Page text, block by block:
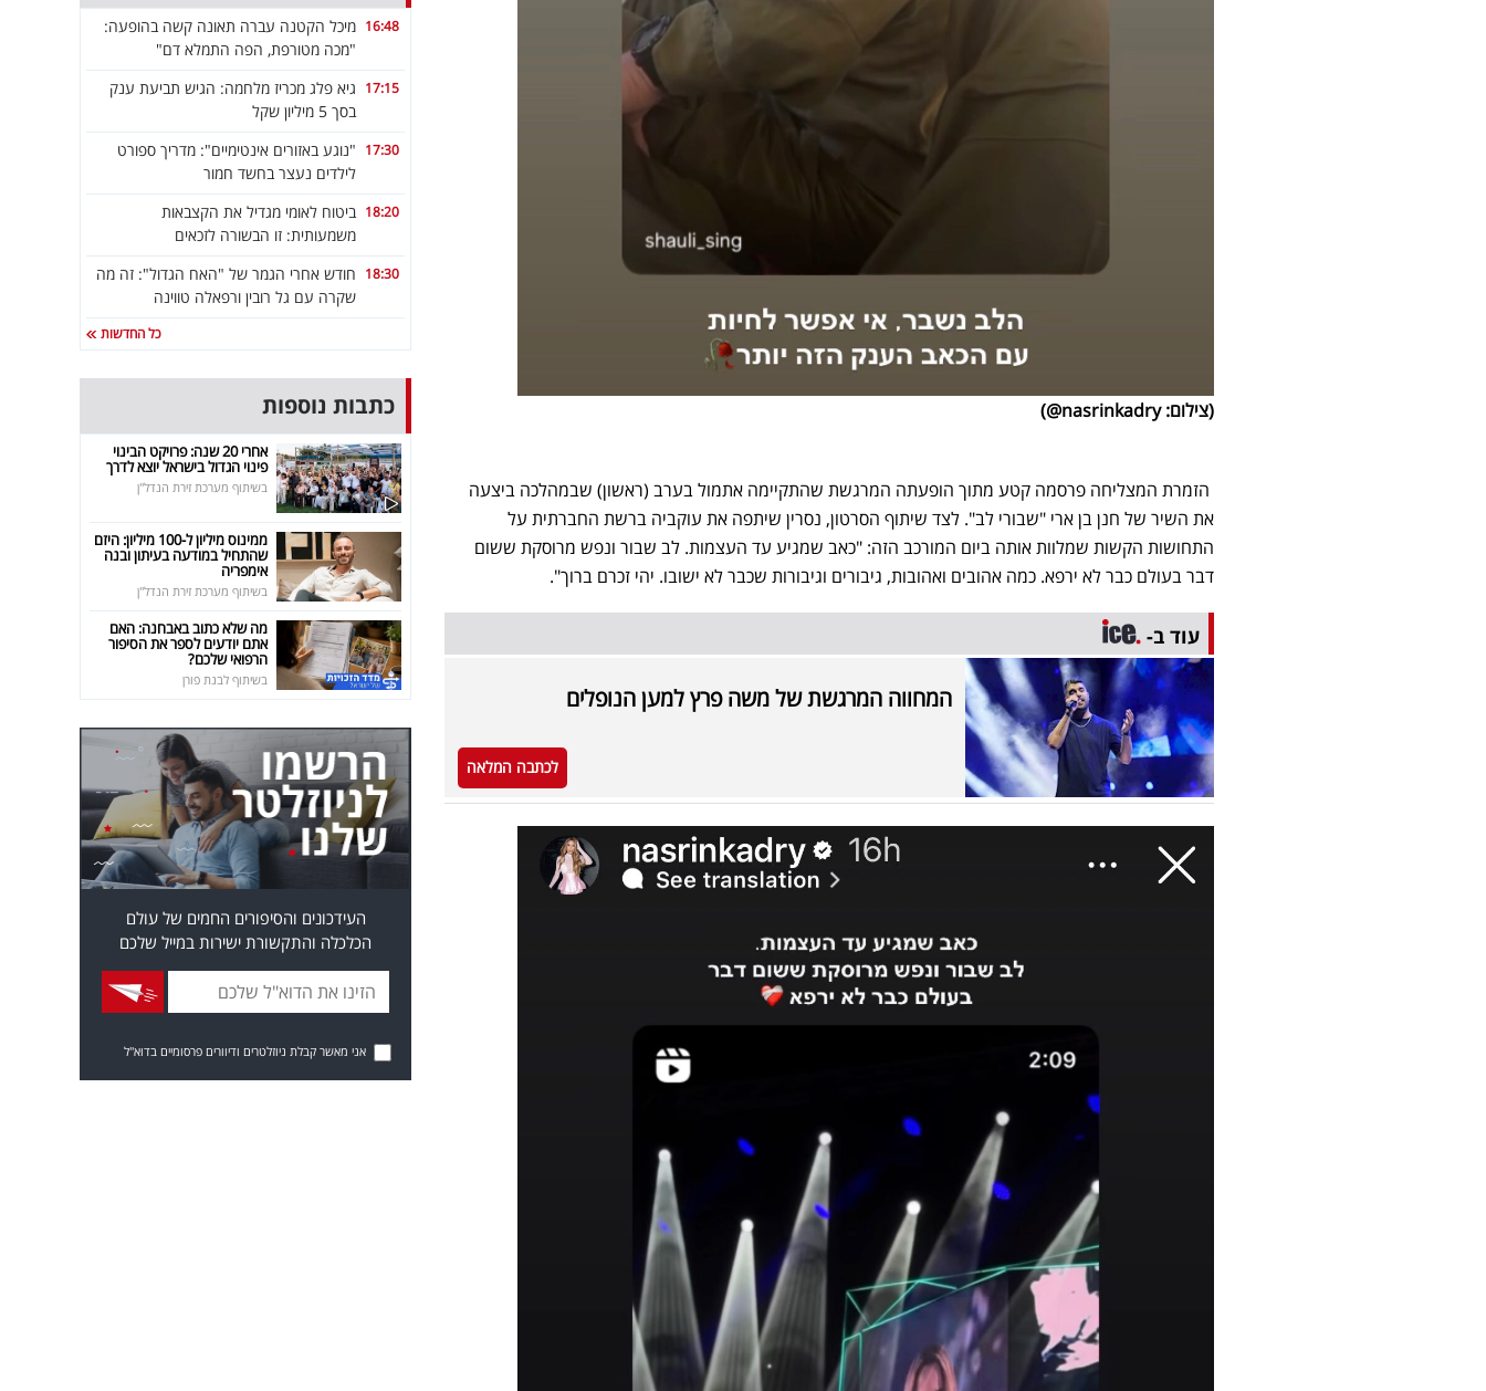
(צילום: nasrinkadry@)
הזמרת המצליחה פרסמה קטע מתוך הופעתה המרגשת שהתקיימה אתמול בערב (ראשון) שבמהלכה ביצעה
את השיר של חנן בן ארי "שבורי לב". לצד שיתוף הסרטון, נסרין שיתפה את עוקביה ברשת החברתית על
התחושות הקשות שמלוות אותה ביום המורכב הזה: "כאב שמגיע עד העצמות. לב שבור ונפש מרוסקת ששום
דבר בעולם כבר לא ירפא. כמה אהובים ואהובות, גיבורים וגיבורות שכבר לא ישובו. יהי זכרם ברוך".
עוד ב-
המחווה המרגשת של משה פרץ למען הנופלים
לכתבה המלאה
16:48 מיכל הקטנה עברה תאונה קשה בהופעה:
"מכה מטורפת, הפה התמלא דם"
17:15 גיא פלג מכריז מלחמה: הגיש תביעת ענק
בסך 5 מיליון שקל
17:30 "נוגע באזורים אינטימיים": מדריך ספורט
לילדים נעצר בחשד חמור
18:20 ביטוח לאומי מגדיל את הקצבאות
משמעותית: זו הבשורה לזכאים
18:30 חודש אחרי הגמר של "האח הגדול": זה מה
שקרה עם גל רובין ורפאלה טווינה
כל החדשות
כתבות נוספות
אחרי 20 שנה: פרויקט הבינוי
פינוי הגדול בישראל יוצא לדרך
בשיתוף מערכת זירת הנדל"ן
ממינוס מיליון ל-100 מיליון: היזם
שהתחיל במודעה בעיתון ובנה
אימפריה
בשיתוף מערכת זירת הנדל"ן
מה שלא כתוב באבחנה: האם
אתם יודעים לספר את הסיפור
הרפואי שלכם?
בשיתוף לבנת פורן
העידכונים והסיפורים החמים של עולם
הכלכלה והתקשורת ישירות במייל שלכם
אני מאשר קבלת ניוזלטרים ודיוורים פרסומיים בדוא"ל